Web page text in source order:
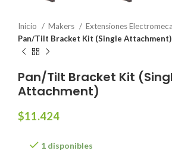
Inicio Makers
Extensiones
Pan/Tilt Bracket Kit (Single Attachment)
Pan/Tilt Bracket Kit
Attachment)
$11.424
1 disponibles